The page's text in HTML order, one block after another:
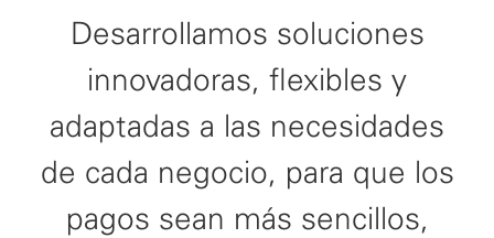
Desarrollamos soluciones
innovadoras, flexibles y
adaptadas a las necesidades
de cada negocio, para que los
pagos sean más sencillos,